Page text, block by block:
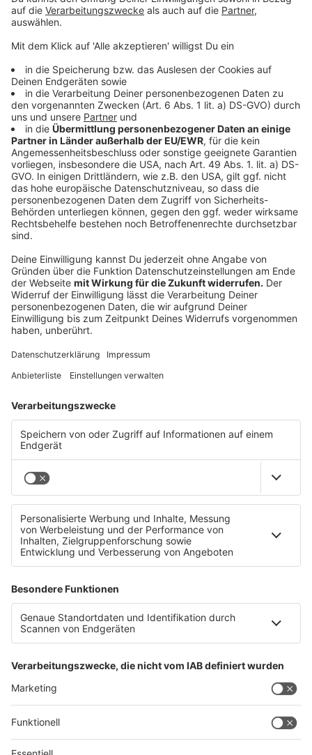
Fieberhafte Ermittlungen nach vergifteten
Babykost-Gläsern